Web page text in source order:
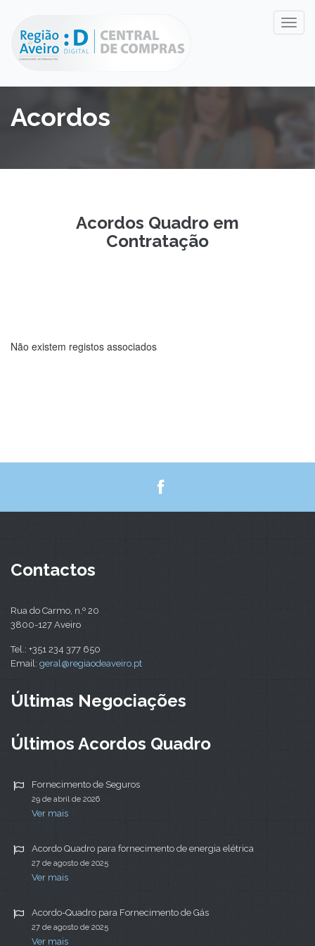
Acordos
Acordos Quadro em
Contratação
Não existem registos associados
Contactos
Rua do Carmo, n.º 20
3800-127 Aveiro
Tel.: +351 234 377 650
Email: geral@regiaodeaveiro.pt
Últimas Negociações
Últimos Acordos Quadro
Fornecimento de Seguros
29 de abril de 2026
Ver mais
Acordo Quadro para fornecimento de energia elétrica
27 de agosto de 2025
Ver mais
Acordo-Quadro para Fornecimento de Gás
27 de agosto de 2025
Ver mais